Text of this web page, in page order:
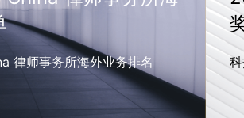
律师事务所海外业务排名